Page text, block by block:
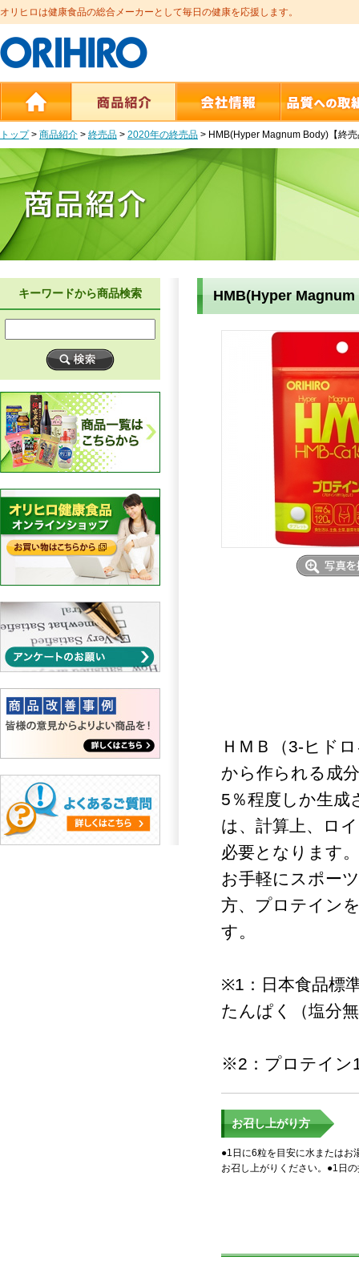
オリヒロは健康食品の総合メーカーとして毎日の健康を応援します。
トップ> 商品紹介 > 終売品 > 2020年の終売品 > HMB(Hyper Magnum Body)【終
キーワードから商品検索 HMB(Hyper
ＨＭＢ（3-ヒド
から作られる成
5％程度しか生成
は、計算上、ロ
必要となります
お手軽にスポー
方、プロテイン
す。
※1：日本食品標
たんぱく（塩分
※2：プロテイン
お召し上がり方
●1日に6粒を目安に水またはお
お召し上がりください。●1日